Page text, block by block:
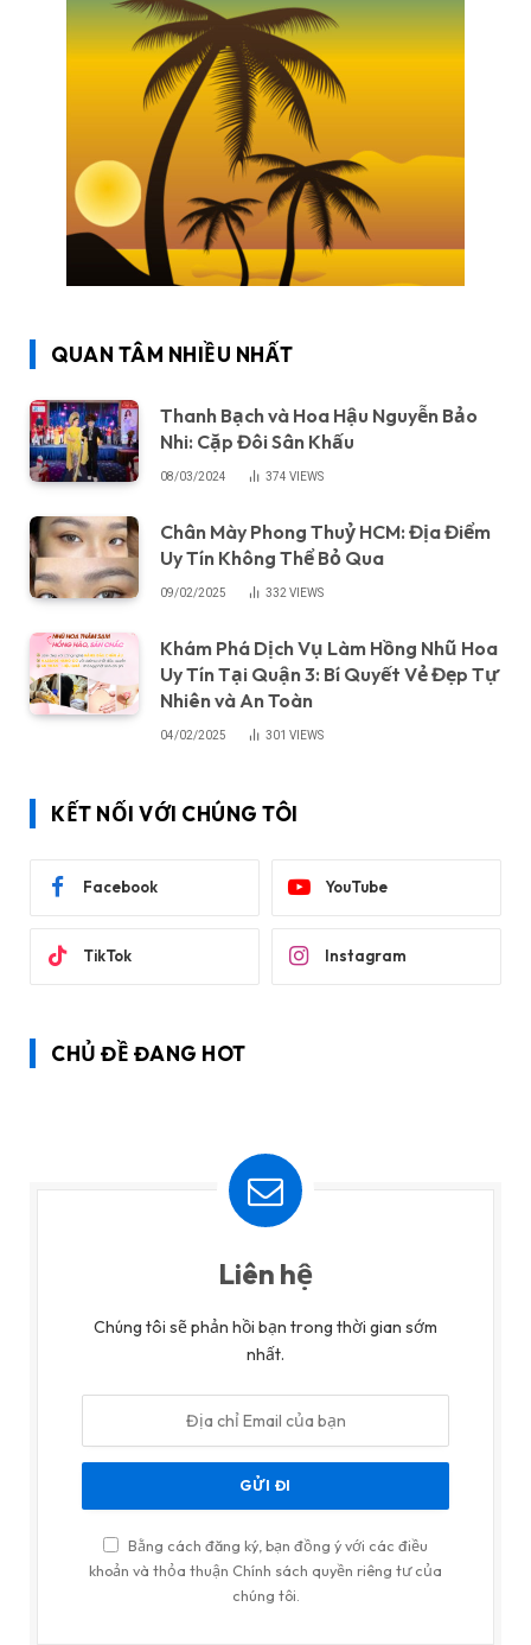
QUAN TÂM NHIỀU NHẤT
Thanh Bạch và Hoa Hậu Nguyễn Bảo
Nhi: Cặp Đôi Sân Khấu
08/03/2024 374 VIEWS
Chân Mày Phong Thuỷ HCM: Địa Điểm
Uy Tín Không Thể Bỏ Qua
09/02/2025 332 VIEWS
Khám Phá Dịch Vụ Làm Hồng Nhũ Hoa
Uy Tín Tại Quận 3: Bí Quyết Vẻ Đẹp Tự
Nhiên và An Toàn
04/02/2025 301 VIEWS
KẾT NỐI VỚI CHÚNG TÔI
Facebook YouTube
TikTok Instagram
CHỦ ĐỀ ĐANG HOT
Liên hệ
Chúng tôi sẽ phản hồi bạn trong thời gian sớm
nhất.
Bằng cách đăng ký, bạn đồng ý với các điều
khoản và thỏa thuận Chính sách quyền riêng tư của
chúng tôi.